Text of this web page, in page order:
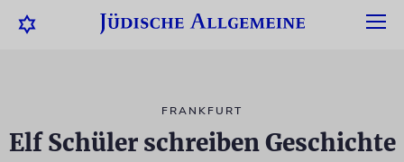
FRANKFURT
Elf Schüler schreiben Geschichte